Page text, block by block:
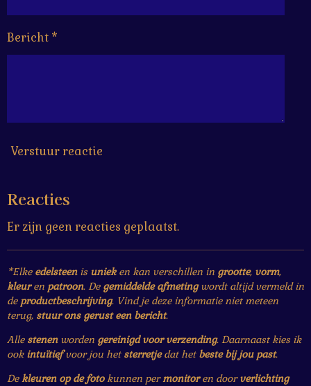
Bericht *
Verstuur reactie
Reacties
Er zijn geen reacties geplaatst.
*Elke edelsteenis unieken kan verschillen in grootte, vorm,
kleuren patroon. De gemiddelde afmetingwordt altijd vermeld in
de productbeschrijving. Vind je deze informatie niet meteen
terug, stuur ons gerust een bericht.
Alle stenenworden gereinigd voor verzending. Daarnaast kies ik
ook intuïtiefvoor jou het sterretjedat het beste bij jou past.
Dekleuren op de fotokunnen permonitoren doorverlichting